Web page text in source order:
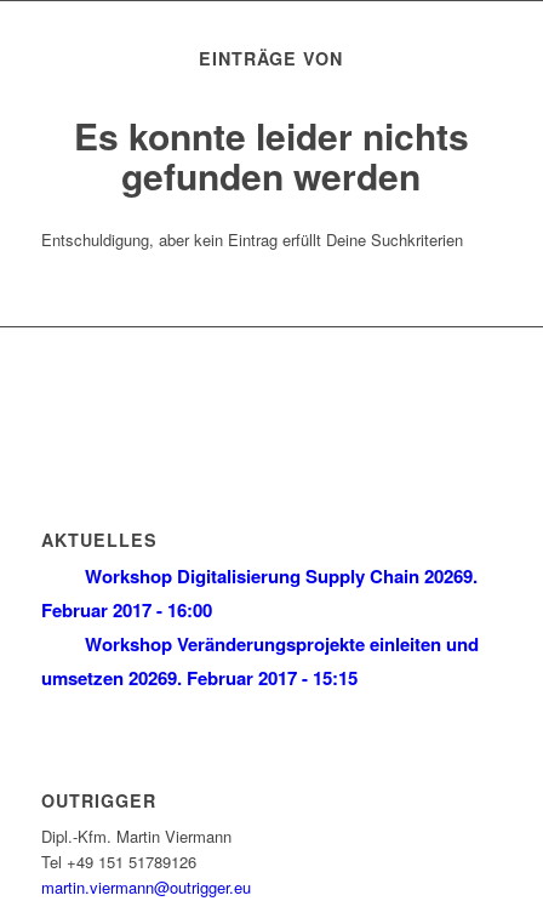
EINTRÄGE VON
Es konnte leider nichts
gefunden werden
Entschuldigung, aber kein Eintrag erfüllt Deine Suchkriterien
AKTUELLES
Workshop Digitalisierung Supply Chain 20269.
Februar 2017 - 16:00
Workshop Veränderungsprojekte einleiten und
umsetzen 20269. Februar 2017 - 15:15
OUTRIGGER
Dipl.‐Kfm. Martin Viermann
Tel +49 151 51789126
martin.viermann@outrigger.eu